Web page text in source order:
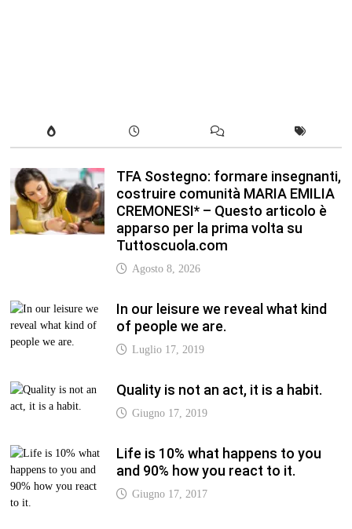
TFA Sostegno: formare insegnanti,
costruire comunità MARIA EMILIA
CREMONESI* – Questo articolo è
apparso per la prima volta su
Tuttoscuola.com
Agosto 8, 2026
In our leisure we reveal what kind
of people we are.
Luglio 17, 2019
Quality is not an act, it is a habit.
Giugno 17, 2019
Life is 10% what happens to you
and 90% how you react to it.
Giugno 17, 2017